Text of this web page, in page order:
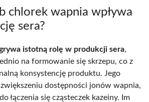
chlorek wapnia wpływa
sera?
istotną rolę w produkcji sera,
na formowanie się skrzepu, co z
konsystencję produktu. Jego
zwiększeniu dostępności jonów wapnia,
łączenia się cząsteczek kazeiny. Im